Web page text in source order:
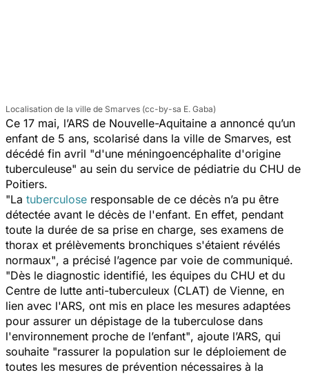
Localisation de la ville de Smarves (cc-by-sa E. Gaba)
Ce 17 mai, l’ARS de Nouvelle-Aquitaine a annoncé qu’un
enfant de 5 ans, scolarisé dans la ville de Smarves, est
décédé fin avril "d'une méningoencéphalite d'origine
tuberculeuse" au sein du service de pédiatrie du CHU de
Poitiers.
"La tuberculose responsable de ce décès n’a pu être
détectée avant le décès de l'enfant. En effet, pendant
toute la durée de sa prise en charge, ses examens de
thorax et prélèvements bronchiques s'étaient révélés
normaux", a précisé l’agence par voie de communiqué.
"Dès le diagnostic identifié, les équipes du CHU et du
Centre de lutte anti-tuberculeux (CLAT) de Vienne, en
lien avec l'ARS, ont mis en place les mesures adaptées
pour assurer un dépistage de la tuberculose dans
l'environnement proche de l’enfant", ajoute l’ARS, qui
souhaite "rassurer la population sur le déploiement de
toutes les mesures de prévention nécessaires à la